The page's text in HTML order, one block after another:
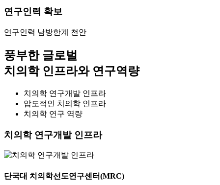
연구인력 확보
연구인력 남방한계 천안
풍부한 글로벌
치의학 인프라와 연구역량
치의학 연구개발 인프라
압도적인 치의학 인프라
치의학 연구 역량
치의학 연구개발 인프라
단국대 치의학선도연구센터(MRC)